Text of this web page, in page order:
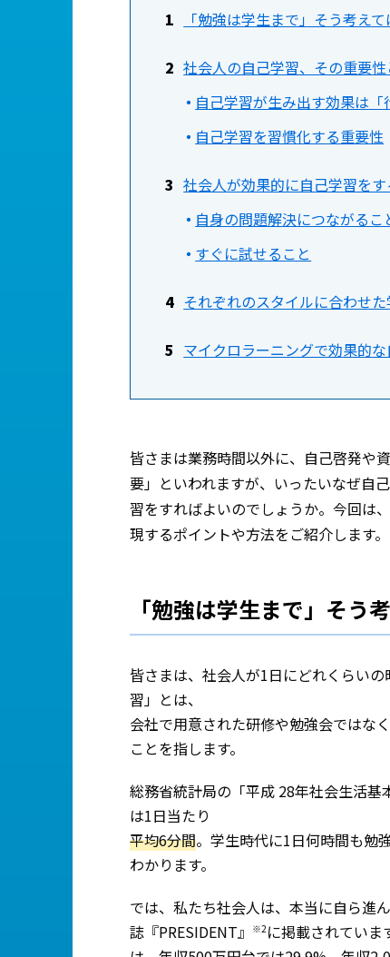
「勉強は学生まで」そう考え
社会人の自己学習、その重要性
自己学習が生み出す効果は「
自己学習を習慣化する重要性
社会人が効果的に自己学習を
自身の問題解決につながるこ
すぐに試せること
それぞれのスタイルに合わせ
マイクロラーニングで効果的
皆さまは業務時間以外に、自己啓発や
要」といわれますが、いったいなぜ自
習をすればよいのでしょうか。今回は
現するポイントや方法をご紹介します。
「勉強は学生まで」そう
皆さまは、社会人が1日にどれくらい
習」とは、
会社で用意された研修や勉強会ではな
ことを指します。
総務省統計局の「平成 28年社会生活基
は1日当たり
平均6分間。学生時代に1日何時間も勉
わかります。
では、私たち社会人は、本当に自ら進
誌『PRESIDENT』
※2 に掲載されていま